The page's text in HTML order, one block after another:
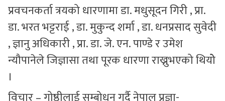
प्रवचनकर्ता त्रयको धारणामा डा. मधुसूदन गिरी , प्रा.
डा. भरत भट्टराई , डा. मुकुन्द शर्मा , डा. धनप्रसाद सुवेदी
, ज्ञानु अधिकारी , प्रा. डा. जे. एन. पाण्डे र उमेश
न्यौपानेले जिज्ञासा तथा पूरक धारणा राख्नुभएको थियोे
।